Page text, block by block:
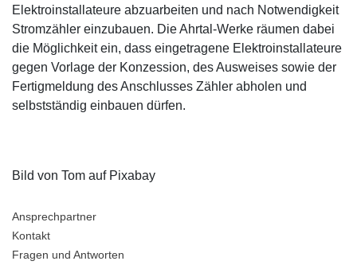
Elektroinstallateure abzuarbeiten und nach Notwendigkeit
Stromzähler einzubauen. Die Ahrtal-Werke räumen dabei
die Möglichkeit ein, dass eingetragene Elektroinstallateure
gegen Vorlage der Konzession, des Ausweises sowie der
Fertigmeldung des Anschlusses Zähler abholen und
selbstständig einbauen dürfen.
Bild von Tom auf Pixabay
Ansprechpartner
Kontakt
Fragen und Antworten